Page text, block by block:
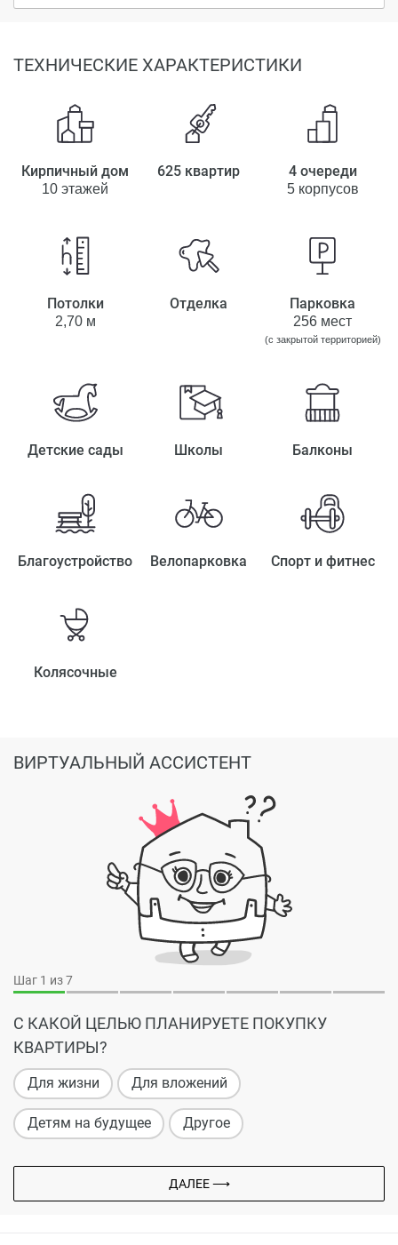
ТЕХНИЧЕСКИЕ ХАРАКТЕРИСТИКИ
Кирпичный дом
10 этажей
625 квартир 4 очереди
5 корпусов
Потолки
2,70 м
Отделка Парковка
256 мест
(с закрытой территорией)
Детские сады Школы Балконы
Благоустройство Велопарковка Спорт и фитнес
Колясочные
Шаг 1 из 7
С КАКОЙ ЦЕЛЬЮ ПЛАНИРУЕТЕ ПОКУПКУ
КВАРТИРЫ?
Для жизни Для вложений
Детям на будущее Другое
ДАЛЕЕ ⟶
ВИРТУАЛЬНЫЙ АССИСТЕНТ